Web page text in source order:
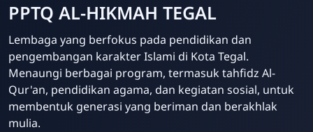
Admin
Online
PPTQ AL-HIKMAH TEGAL
Lembaga yang berfokus pada pendidikan dan
pengembangan karakter Islami di Kota Tegal.
Menaungi berbagai program, termasuk tahfidz Al-
Qur'an, pendidikan agama, dan kegiatan sosial, untuk
membentuk generasi yang beriman dan berakhlak
mulia.